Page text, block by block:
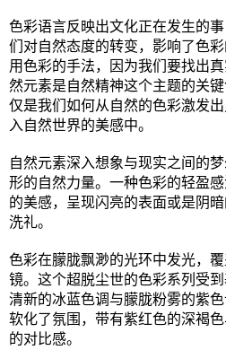
色彩语言反映出文化正在发生的
们对自然态度的转变，影响了色
用色彩的手法，因为我们要找出
然元素是自然精神这个主题的关
仅是我们如何从自然的色彩激发
入自然世界的美感中。
自然元素深入想象与现实之间的
形的自然力量。一种色彩的轻盈
的美感，呈现闪亮的表面或是阴
洗礼。
色彩在朦胧飘渺的光环中发光，
镜。这个超脱尘世的色彩系列受
清新的冰蓝色调与朦胧粉雾的紫
软化了氛围，带有紫红色的深褐
的对比感。